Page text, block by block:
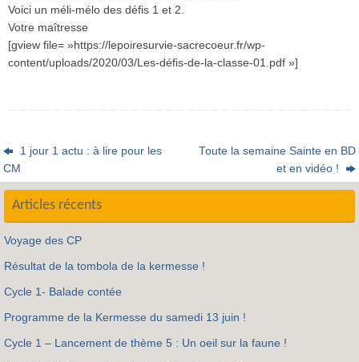
Voici un méli-mélo des défis 1 et 2.
Votre maîtresse
[gview file= »https://lepoiresurvie-sacrecoeur.fr/wp-
content/uploads/2020/03/Les-défis-de-la-classe-01.pdf »]
1 jour 1 actu : à lire pour les
CM
Toute la semaine Sainte en BD
et en vidéo !
Articles récents
Voyage des CP
Résultat de la tombola de la kermesse !
Cycle 1- Balade contée
Programme de la Kermesse du samedi 13 juin !
Cycle 1 – Lancement de thème 5 : Un oeil sur la faune !